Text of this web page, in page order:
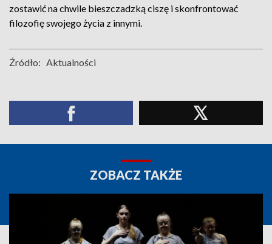
zostawić na chwile bieszczadzką ciszę i skonfrontować
filozofię swojego życia z innymi.
Źródło: Aktualności
ZOBACZ TAKŻE